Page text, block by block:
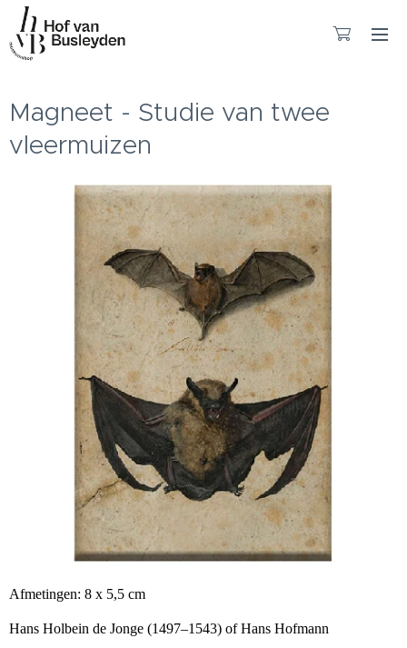
Magneet - Studie van twee
vleermuizen
Afmetingen: 8 x 5,5 cm
Hans Holbein de Jonge (1497–1543) of Hans Hofmann